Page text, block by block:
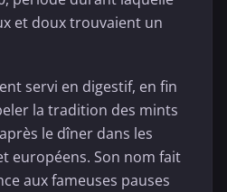
et doux trouvaient un
servi en digestif, en fin
la tradition des mints
le dîner dans les
européens. Son nom fait
aux fameuses pauses